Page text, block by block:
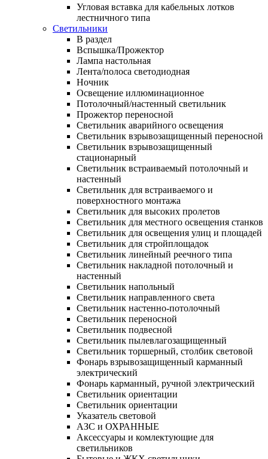
Угловая вставка для кабельных лотков
лестничного типа
Светильники
В раздел
Вспышка/Прожектор
Лампа настольная
Лента/полоса светодиодная
Ночник
Освещение иллюминационное
Потолочный/настенный светильник
Прожектор переносной
Светильник аварийного освещения
Светильник взрывозащищенный переносной
Светильник взрывозащищенный
стационарный
Светильник встраиваемый потолочный и
настенный
Светильник для встраиваемого и
поверхностного монтажа
Светильник для высоких пролетов
Светильник для местного освещения станков
Светильник для освещения улиц и площадей
Светильник для стройплощадок
Светильник линейный реечного типа
Светильник накладной потолочный и
настенный
Светильник напольный
Светильник направленного света
Светильник настенно-потолочный
Светильник переносной
Светильник подвесной
Светильник пылевлагозащищенный
Светильник торшерный, столбик световой
Фонарь взрывозащищенный карманный
электрический
Фонарь карманный, ручной электрический
Светильник ориентации
Светильник ориентации
Указатель световой
АЗС и ОХРАННЫЕ
Аксессуары и комлектующие для
светильников